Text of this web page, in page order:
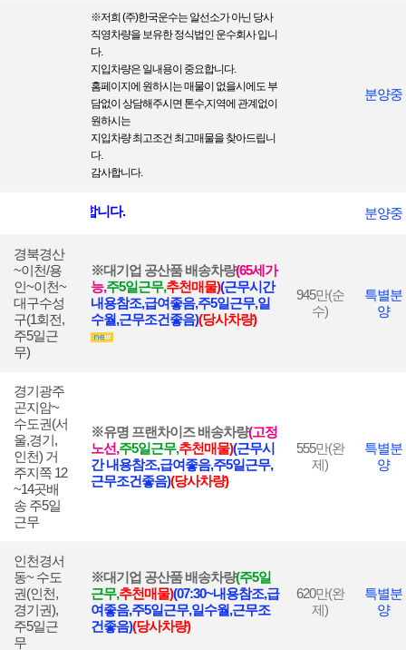
※저희 (주)한국운수는 알선소가 아닌 당사
직영차량을 보 유한 정식법인 운수회사 입니
다.
지입차량은 일내용이 중요합니다.
홈페이지에 원하시는 매물이 없을시에도 부
담없이 상담해주시면 톤수,지역에 관계없이
원하시는
지입차량 최고조건 최고매물을 찾아드립니
다.
감사합니다.
분양중
모두 진행합니다. 분양중
경북경산
~이천/용
인~이천~
대구수성
구(1회전,
주5일근
무)
※대기업 공산품 배송차량(65세가
능,주5일근무,추천매물)(근무시간
내용참조,급여좋음,주5일근무,일
수월,근무조건좋음)(당사차량)
945만(순
수)
특별분
양
경기광주
곤지암~
수도권(서
울,경기,
인천) 거
주지쪽 12
~14곳배
송 주5일
근무
※유명 프랜차이즈 배송차량(고정
노선,주5일근무,추천매물)(근무시
간 내용참조,급여좋음,주5일근무,
근무조건좋음)(당사차량)
555만(완
제)
특별분
양
인천경서
동~ 수도
권(인천,
경기권),
주5일근
무
※대기업 공산품 배송차량(주5일
근무,추천매물)(07:30~내용참조,급
여좋음,주5일근무,일수월,근무조
건좋음)(당사차량)
620만(완
제)
특별분
양